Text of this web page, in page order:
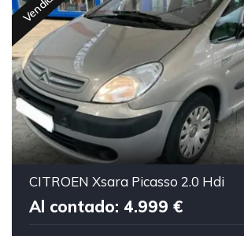
CITROEN Xsara Picasso 2.0 Hdi
Al contado: 4.999 €